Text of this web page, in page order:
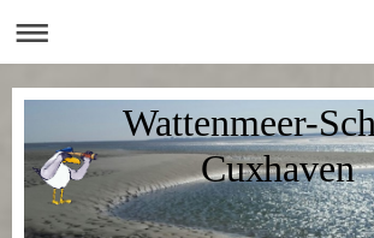
Wattenmeer-
Cuxhaven